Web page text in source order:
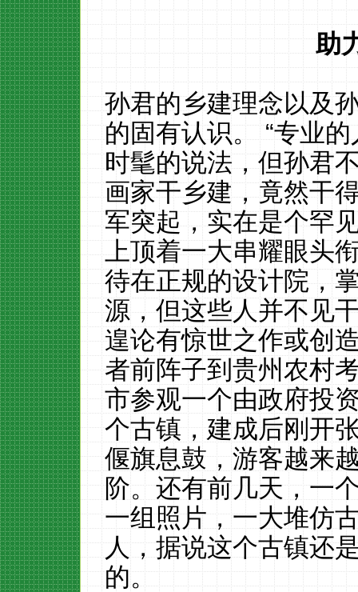
助
孙君的乡建理念以及
的固有认识。“专业的
时髦的说法，但孙君
画家干乡建，竟然干
军突起，实在是个罕
上顶着一大串耀眼头
待在正规的设计院，
源，但这些人并不见
遑论有惊世之作或创
者前阵子到贵州农村
市参观一个由政府投
个古镇，建成后刚开
偃旗息鼓，游客越来
阶。还有前几天，一
一组照片，一大堆仿
人，据说这个古镇还
的。